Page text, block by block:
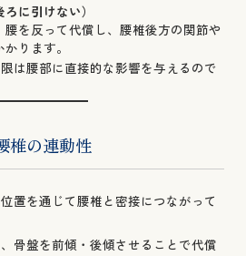
に引けない）
を反って代償し、腰椎後方の関節や
ります。
は腰部に直接的な影響を与えるので
椎の連動性
置を通じて腰椎と密接につながって
骨盤を前傾・後傾させることで代償